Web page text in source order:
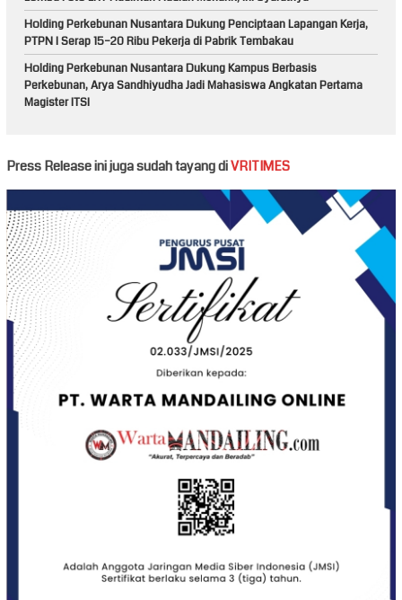
Holding Perkebunan Nusantara Dukung Penciptaan Lapangan Kerja,
PTPN I Serap 15–20 Ribu Pekerja di Pabrik Tembakau
Holding Perkebunan Nusantara Dukung Kampus Berbasis
Perkebunan, Arya Sandhiyudha Jadi Mahasiswa Angkatan Pertama
Magister ITSI
Press Release ini juga sudah tayang diVRITIMES